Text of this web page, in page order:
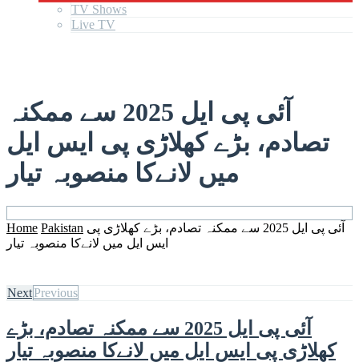
TV Shows
Live TV
آئی پی ایل 2025 سے ممکنہ
تصادم، بڑے کھلاڑی پی ایس ایل
میں لانےکا منصوبہ تیار
Home Pakistan آئی پی ایل 2025 سے ممکنہ تصادم، بڑے کھلاڑی پی
ایس ایل میں لانےکا منصوبہ تیار
NextPrevious
آئی پی ایل 2025 سے ممکنہ تصادم، بڑے
کھلاڑی پی ایس ایل میں لانےکا منصوبہ تیار